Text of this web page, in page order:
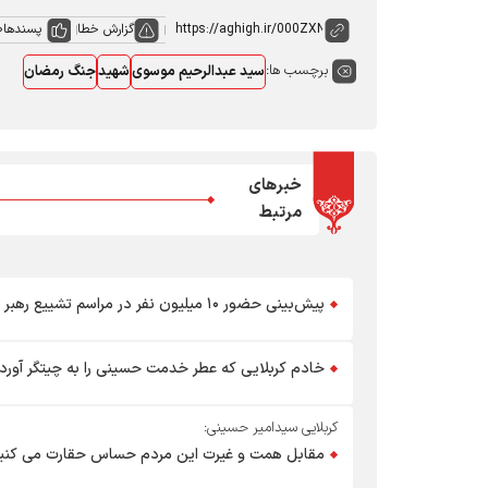
گزارش خطا پسندها
برچسب ها:سید عبدالرحیم موسویشهیدجنگ رمضان
خبرهای
مرتبط
پیش‌بینی حضور ۱۰ میلیون نفر در مراسم تشییع رهبر شهید
خادم کربلایی که عطر خدمت حسینی را به چیتگر آورد
کربلایی سیدامیر حسینی:
مقابل همت و غیرت این مردم حساس حقارت می